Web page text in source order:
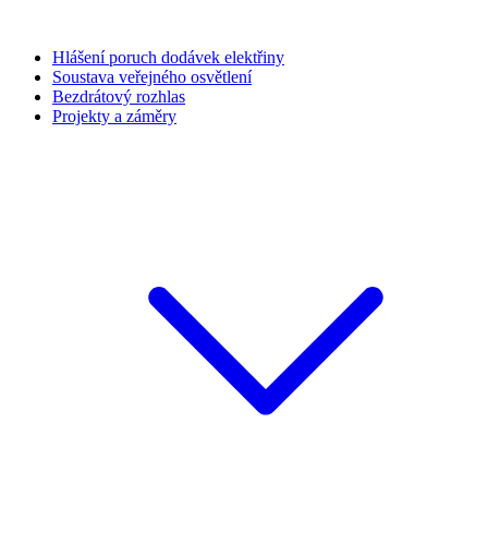
Hlášení poruch dodávek elektřiny
Soustava veřejného osvětlení
Bezdrátový rozhlas
Projekty a záměry